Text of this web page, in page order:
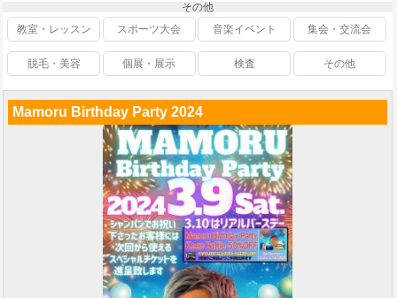
その他
教室・レッスン
スポーツ大会 音楽イベント 集会・交流会
脱毛・美容 個展・展示 検査 その他
Mamoru Birthday Party 2024